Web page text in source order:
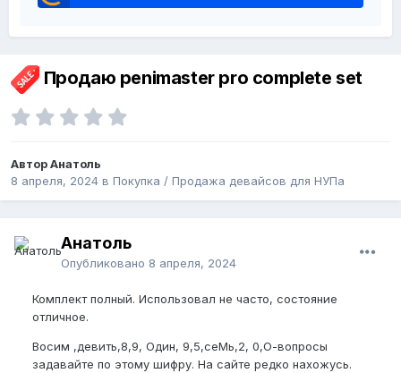
Продаю penimaster pro complete set
Автор Анатоль
8 апреля, 2024 в Покупка / Продажа девайсов для НУПа
Анатоль
Опубликовано 8 апреля, 2024
Комплект полный. Использовал не часто, состояние
отличное.
Восим ,девить,8,9, Один, 9,5,сеМь,2, 0,О-вопросы
задавайте по этому шифру. На сайте редко нахожусь.